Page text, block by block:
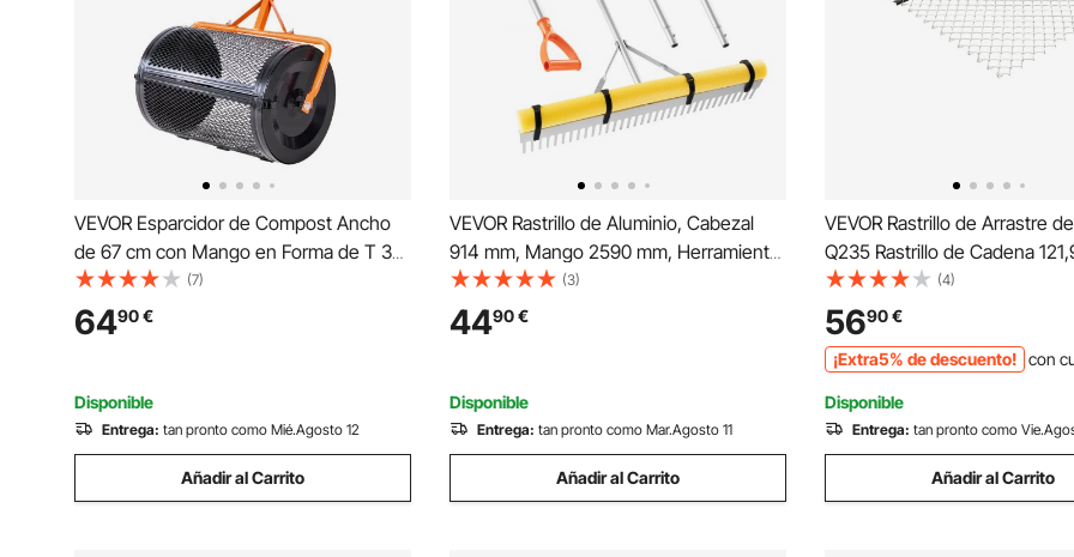
VEVOR Esparcidor de Compost Ancho
de 67 cm con Mango en Forma de T 3
Niveles de Altura Esparcidor de Turba
de Acero con Recubrimiento en Polvo
Resistente para Jardín, Césped, Terreno
(7)
6490€
Disponible
Entrega: tan pronto como Mié.Agosto 12
Añadir al Carrito
VEVOR Rastrillo de Aluminio, Cabezal
914 mm, Mango 2590 mm, Herramienta
Grande para Jardinería, Aflojamiento de
Tierra, Jardinería, Grava de Estanques y
Cuidado del Césped de Playa, 34
(3)
4490€
Disponible
Entrega: tan pronto como Mar.Agosto 11
Añadir al Carrito
VEVOR Rastrillo de Arrastre
Q235 Rastrillo de Cadena
cm Accesorios para Tractores
Nivelar Paisajes Césped
Caminos de Grava, Granjas,
Negro
(4)
5690€
¡Extra5% de descuento! con
Disponible
Entrega: tan pronto como
Añadir al Carrito